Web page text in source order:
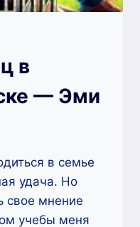
в
— Эми
в семье
удача. Но
свое мнение
учебы меня